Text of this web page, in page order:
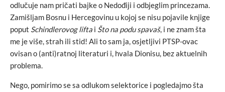
odlučuje nam pričati bajke o Nedođiji i odbjeglim princezama.
Zamišljam Bosnu i Hercegovinu u kojoj se nisu pojavile knjige
poput Schindlerovog lifta i Što na podu spavaš, i ne znam šta
me je više, strah ili stid! Ali to sam ja, osjetljivi PTSP-ovac
ovisan o (anti)ratnoj literaturi i, hvala Dionisu, bez aktuelnih
problema.
Nego, pomirimo se sa odlukom selektorice i pogledajmo šta